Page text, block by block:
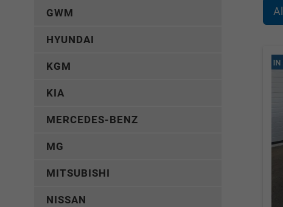
GWM
HYUNDAI
KGM
KIA
MERCEDES-BENZ
MG
MITSUBISHI
NISSAN